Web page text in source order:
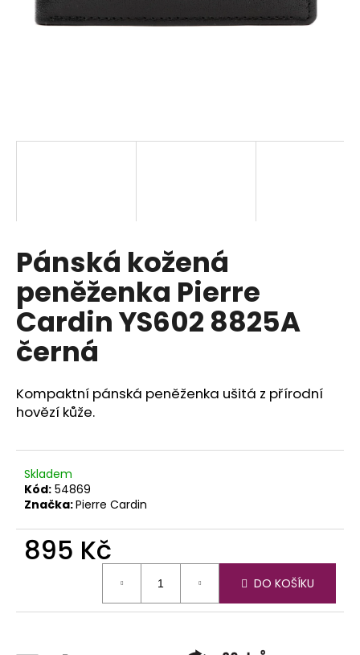
Pánská kožená
peněženka Pierre
Cardin YS602 8825A
černá
Kompaktní pánská peněženka ušitá z přírodní
hovězí kůže.
Skladem
Kód: 54869
Značka:Pierre Cardin
895 Kč
DO KOŠÍKU
D
o
p
o
r
u
č
j
e
e